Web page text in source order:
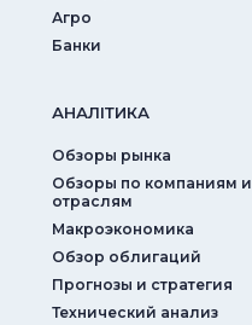
Агро
Банки
АНАЛIТИКА
Обзоры рынка
Обзоры по компаниям и
отраслям
Макроэкономика
Обзор облигаций
Прогнозы и стратегия
Технический анализ